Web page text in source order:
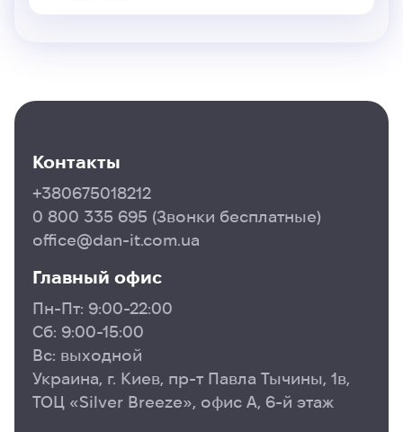
Контакты
+380675018212
0 800 335 695 (Звонки бесплатные)
office@dan-it.com.ua
Главный офис
Пн-Пт: 9:00-22:00
Сб: 9:00-15:00
Вс: выходной
Украина, г. Киев, пр-т Павла Тычины, 1в,
ТОЦ «Silver Breeze», офис А, 6-й этаж